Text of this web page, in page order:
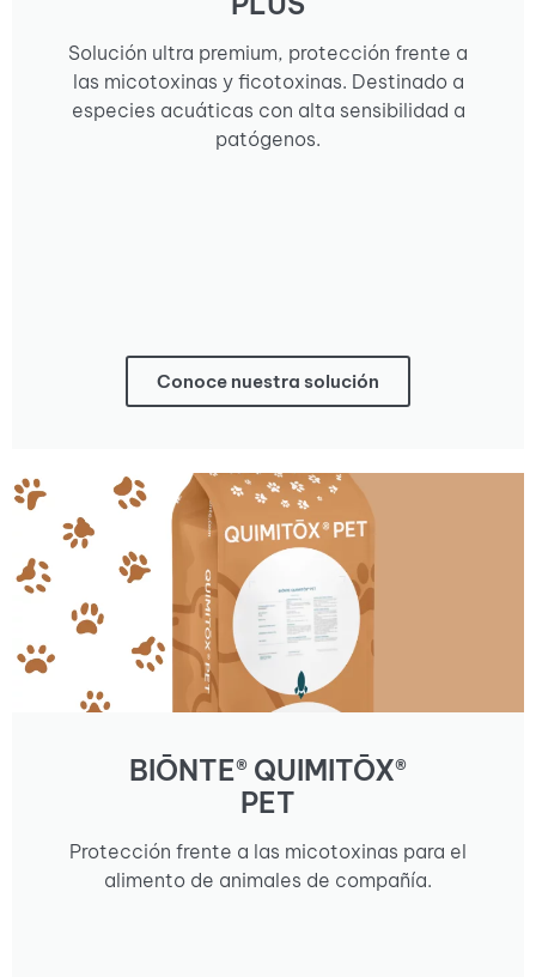
Solución ultra premium, protección frente a
las micotoxinas y ficotoxinas. Destinado a
especies acuáticas con alta sensibilidad a
patógenos.
Conoce nuestra solución
BIŌNTE® QUIMITŌX®
PET
Protección frente a las micotoxinas para el
alimento de animales de compañía.